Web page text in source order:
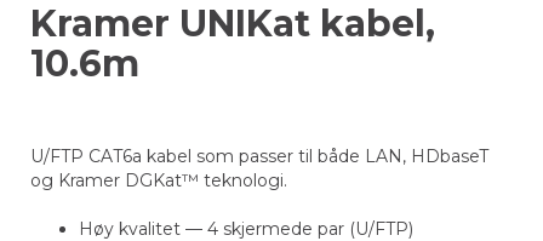
Kramer UNIKat kabel,
10.6m
U/FTP CAT6a kabel som passer til både LAN, HDbaseT
og Kramer DGKat™ teknologi.
Høy kvalitet — 4 skjermede par (U/FTP)